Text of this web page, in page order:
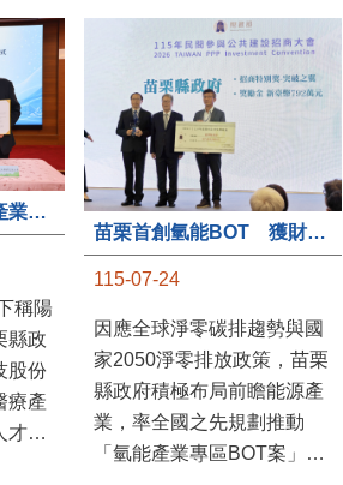
縣長見證「核心醫療產業推動園區」產學合作簽約儀式
稱陽
縣政
股份
療產
才培
苗栗首創氫能BOT 獲財政部「突破之翼」肯定
115-07-24
因應全球淨零碳排趨勢與國
家2050淨零排放政策，苗栗
縣政府積極布局前瞻能源產
業，率全國之先規劃推動
「氫能產業專區BOT案」，